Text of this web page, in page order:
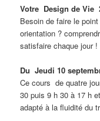
Votre Design de Vie
Besoin de faire le
orientation ?
satisfaire chaque jour !
Du Jeudi 10
Ce cours de quatre
30 puis 9 h 30 à 17 h
adapté à la fluidité du